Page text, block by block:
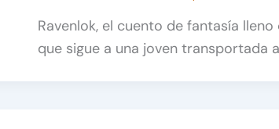
Ravenlok, el cuento de fantasía
que sigue a una joven transportada